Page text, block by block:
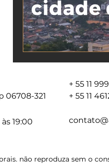
06708-321
+ 55 11
+ 55 11
19:00
não reproduza sem o